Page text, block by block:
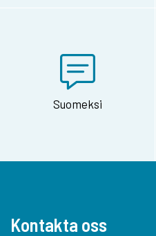
Suomeksi
Kontakta oss